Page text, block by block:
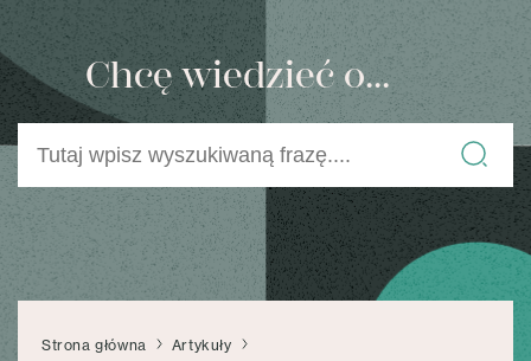
Chcę wiedzieć o...
Strona główna
Artykuły